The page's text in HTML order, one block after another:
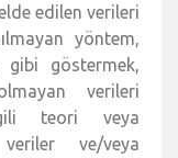
edilen verileri
yöntem,
gibi göstermek,
verileri
teori veya
ve/veya